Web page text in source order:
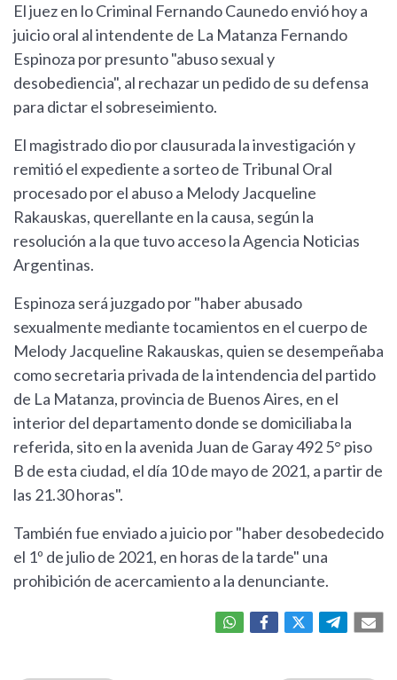
El juez en lo Criminal Fernando Caunedo envió hoy a
juicio oral al intendente de La Matanza Fernando
Espinoza por presunto "abuso sexual y
desobediencia", al rechazar un pedido de su defensa
para dictar el sobreseimiento.
El magistrado dio por clausurada la investigación y
remitió el expediente a sorteo de Tribunal Oral
procesado por el abuso a Melody Jacqueline
Rakauskas, querellante en la causa, según la
resolución a la que tuvo acceso la Agencia Noticias
Argentinas.
Espinoza será juzgado por "haber abusado
sexualmente mediante tocamientos en el cuerpo de
Melody Jacqueline Rakauskas, quien se desempeñaba
como secretaria privada de la intendencia del partido
de La Matanza, provincia de Buenos Aires, en el
interior del departamento donde se domiciliaba la
referida, sito en la avenida Juan de Garay 492 5° piso
B de esta ciudad, el día 10 de mayo de 2021, a partir de
las 21.30 horas".
También fue enviado a juicio por "haber desobedecido
el 1º de julio de 2021, en horas de la tarde" una
prohibición de acercamiento a la denunciante.